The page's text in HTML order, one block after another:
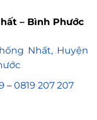
– Bình Phước
Nhất, Huyện
– 0819 207 207